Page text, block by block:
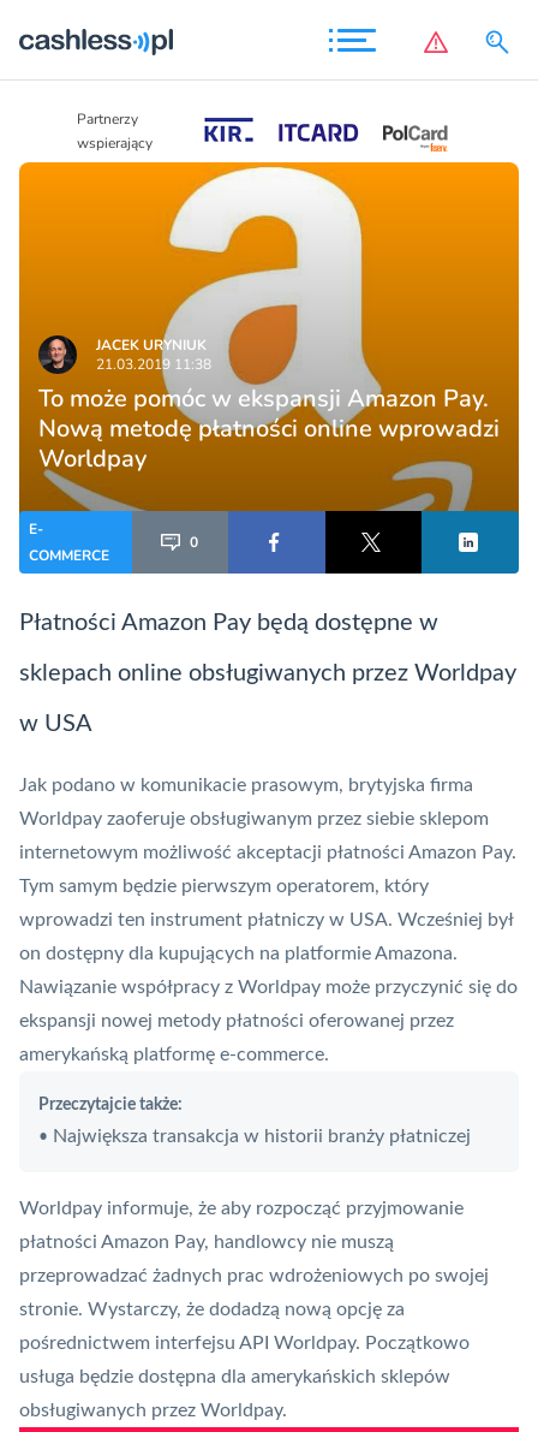
Partnerzy
wspierający
JACEK URYNIUK
21.03.2019 11:38
To może pomóc w ekspansji Amazon Pay.
Nową metodę płatności online wprowadzi
Worldpay
E-
COMMERCE
0
Płatności Amazon Pay będą dostępne w
sklepach online obsługiwanych przez Worldpay
w USA
Jak podano w komunikacie prasowym, brytyjska firma
Worldpay zaoferuje obsługiwanym przez siebie sklepom
internetowym możliwość akceptacji płatności Amazon Pay.
Tym samym będzie pierwszym operatorem, który
wprowadzi ten instrument płatniczy w USA. Wcześniej był
on dostępny dla kupujących na platformie Amazona.
Nawiązanie współpracy z Worldpay może przyczynić się do
ekspansji nowej metody płatności oferowanej przez
amerykańską platformę e-commerce.
Przeczytajcie także:
• Największa transakcja w historii branży płatniczej
Worldpay informuje, że aby rozpocząć przyjmowanie
płatności Amazon Pay, handlowcy nie muszą
przeprowadzać żadnych prac wdrożeniowych po swojej
stronie. Wystarczy, że dodadzą nową opcję za
pośrednictwem interfejsu API Worldpay. Początkowo
usługa będzie dostępna dla amerykańskich sklepów
obsługiwanych przez Worldpay.